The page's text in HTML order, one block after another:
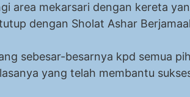
area mekarsari dengan kereta
dengan Sholat Ashar
sebesar-besarnya kpd semua
yang telah membantu
ini.